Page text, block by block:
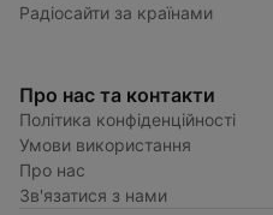
Радіосайти за країнами
Про нас та контакти
Політика конфіденційності
Умови використання
Про нас
Зв'язатися з нами